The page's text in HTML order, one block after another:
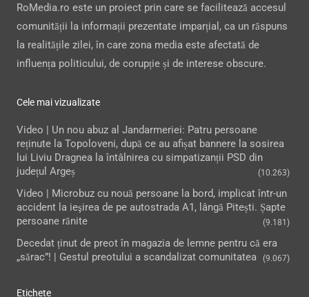
RoMedia.ro este un proiect prin care se facilitează accesul
comunității la informații prezentate imparțial, ca un răspuns
la realitățile zilei, în care zona media este afectată de
influența politicului, de corupție și de interese obscure.
Cele mai vizualizate
Video | Un nou abuz al Jandarmeriei: Patru persoane
reținute la Topoloveni, după ce au afișat bannere la sosirea
lui Liviu Dragnea la întâlnirea cu simpatizanții PSD din
județul Argeș
(10.263)
Video | Microbuz cu nouă persoane la bord, implicat într-un
accident la ieşirea de pe autostrada A1, lângă Pitești. Șapte
persoane rănite
(9.181)
Decedat ținut de preot în magazia de lemne pentru că era
„sărac”! | Gestul preotului a scandalizat comunitatea
(9.067)
Etichete